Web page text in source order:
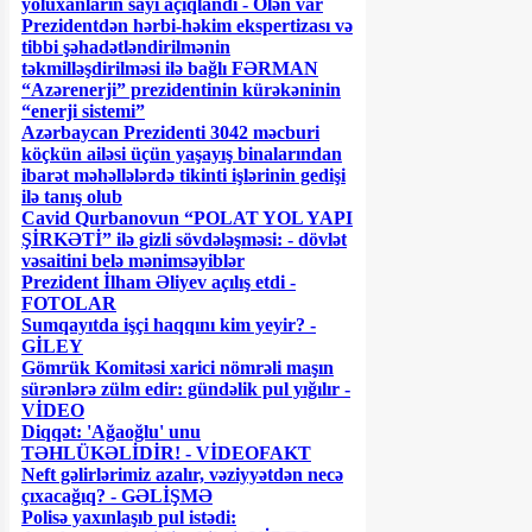
yoluxanların sayı açıqlandı - Ölən var
Prezidentdən hərbi-həkim ekspertizası və
tibbi şəhadətləndirilmənin
təkmilləşdirilməsi ilə bağlı FƏRMAN
“Azərenerji” prezidentinin kürəkəninin
“enerji sistemi”
Azərbaycan Prezidenti 3042 məcburi
köçkün ailəsi üçün yaşayış binalarından
ibarət məhəllələrdə tikinti işlərinin gedişi
ilə tanış olub
Cavid Qurbanovun “POLAT YOL YAPI
ŞİRKƏTİ” ilə gizli sövdələşməsi: - dövlət
vəsaitini belə mənimsəyiblər
Prezident İlham Əliyev açılış etdi -
FOTOLAR
Sumqayıtda işçi haqqını kim yeyir? -
GİLEY
Gömrük Komitəsi xarici nömrəli maşın
sürənlərə zülm edir: gündəlik pul yığılır -
VİDEO
Diqqət: 'Ağaoğlu' unu
TƏHLÜKƏLİDİR! - VİDEOFAKT
Neft gəlirlərimiz azalır, vəziyyətdən necə
çıxacağıq? - GƏLİŞMƏ
Polisə yaxınlaşıb pul istədi: